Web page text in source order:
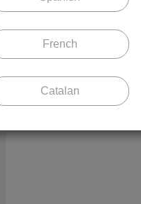
French
Catalan